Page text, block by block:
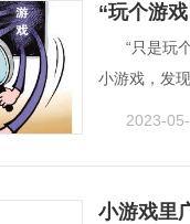
“玩个游
“只是玩
小游戏，发
2023-
小游戏里